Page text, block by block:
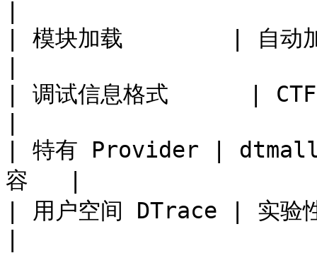
| 模块加载        | 自
| 调试信息格式      | CTF
| 特有 Provider |
容   |
| 用户空间 DTrace | 实